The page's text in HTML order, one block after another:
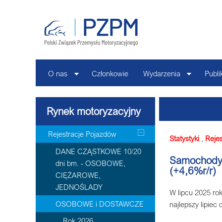
O nas Członkowie Wydarzenia
Rynek motoryzacyjny
Rejestracje Pojazdów
DANE CZĄSTKOWE 10/20
dni bm. - OSOBOWE,
CIĘŻAROWE,
JEDNOŚLADY
OSOBOWE i DOSTAWCZE
Statystyki
(+4,6%r/r)
W lipcu 2025
najlepszy lipiec